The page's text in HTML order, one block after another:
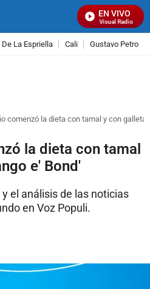
EN VIVO
Señal Visual Radio
La Espriella Cali Gustavo Petro
comenzó la dieta con tamal y con
la dieta con tamal
e' Bond'
el análisis de las noticias
en Voz Populi.